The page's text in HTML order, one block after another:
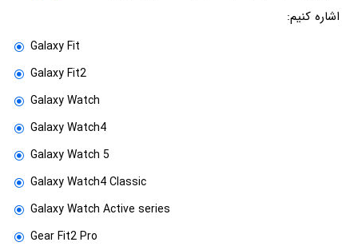
کنیم:
Galaxy Fit
Galaxy Fit2
Galaxy Watch
Galaxy Watch4
Galaxy Watch 5
Galaxy Watch4 Classic
Galaxy Watch Active series
Gear Fit2 Pro